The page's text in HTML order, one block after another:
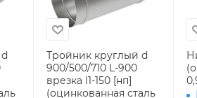
Тройник круглый d
900/500/710 L-900
врезка l1-150 [нп]
(оцинкованная сталь